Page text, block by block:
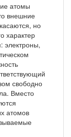
атомы
внешние
но
характер
электроны,
свободно
Вместо
атомов